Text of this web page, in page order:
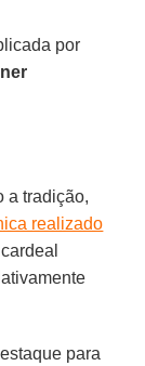
por
a tradição,
realizado
para